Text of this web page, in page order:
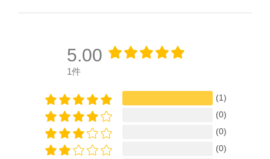
5.00
1件
(1)
(0)
(0)
(0)